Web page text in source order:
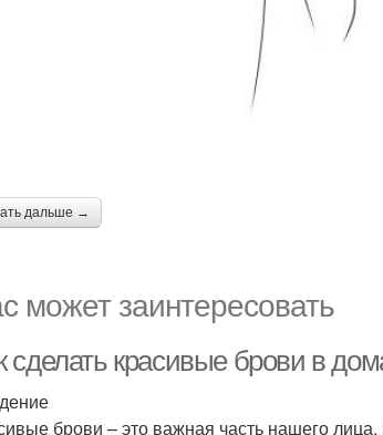
дальше →
может заинтересовать
сделать красивые брови в
брови – это важная часть нашего